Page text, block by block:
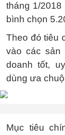
tháng 1/
bình chọn
Theo đó tiêu
vào các sản
doanh tốt,
dùng ưa
Mục tiêu